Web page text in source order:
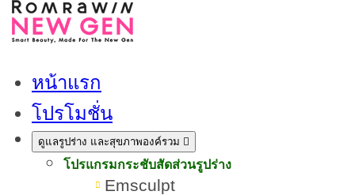
หน้าแรก
โปรโมชั่น
ดูแลรูปร่าง และสุขภาพองค์รวม
โปรแกรมกระชับสัดส่วนรูปร่าง
Emsculpt